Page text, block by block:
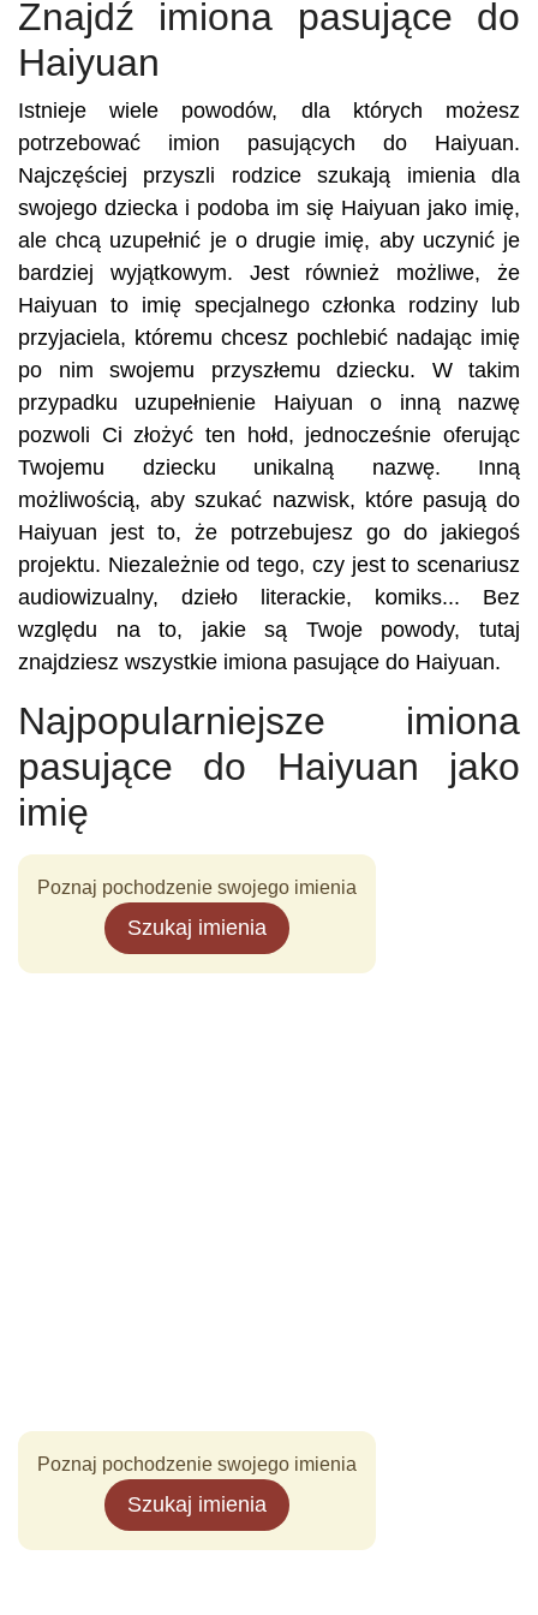
Znajdź imiona pasujące do
Haiyuan
Istnieje wiele powodów, dla których możesz
potrzebować imion pasujących do Haiyuan.
Najczęściej przyszli rodzice szukają imienia dla
swojego dziecka i podoba im się Haiyuan jako imię,
ale chcą uzupełnić je o drugie imię, aby uczynić je
bardziej wyjątkowym. Jest również możliwe, że
Haiyuan to imię specjalnego członka rodziny lub
przyjaciela, któremu chcesz pochlebić nadając imię
po nim swojemu przyszłemu dziecku. W takim
przypadku uzupełnienie Haiyuan o inną nazwę
pozwoli Ci złożyć ten hołd, jednocześnie oferując
Twojemu dziecku unikalną nazwę. Inną
możliwością, aby szukać nazwisk, które pasują do
Haiyuan jest to, że potrzebujesz go do jakiegoś
projektu. Niezależnie od tego, czy jest to scenariusz
audiowizualny, dzieło literackie, komiks... Bez
względu na to, jakie są Twoje powody, tutaj
znajdziesz wszystkie imiona pasujące do Haiyuan.
Najpopularniejsze imiona
pasujące do Haiyuan jako
imię
Poznaj pochodzenie swojego imienia
Szukaj imienia
Poznaj pochodzenie swojego imienia
Szukaj imienia